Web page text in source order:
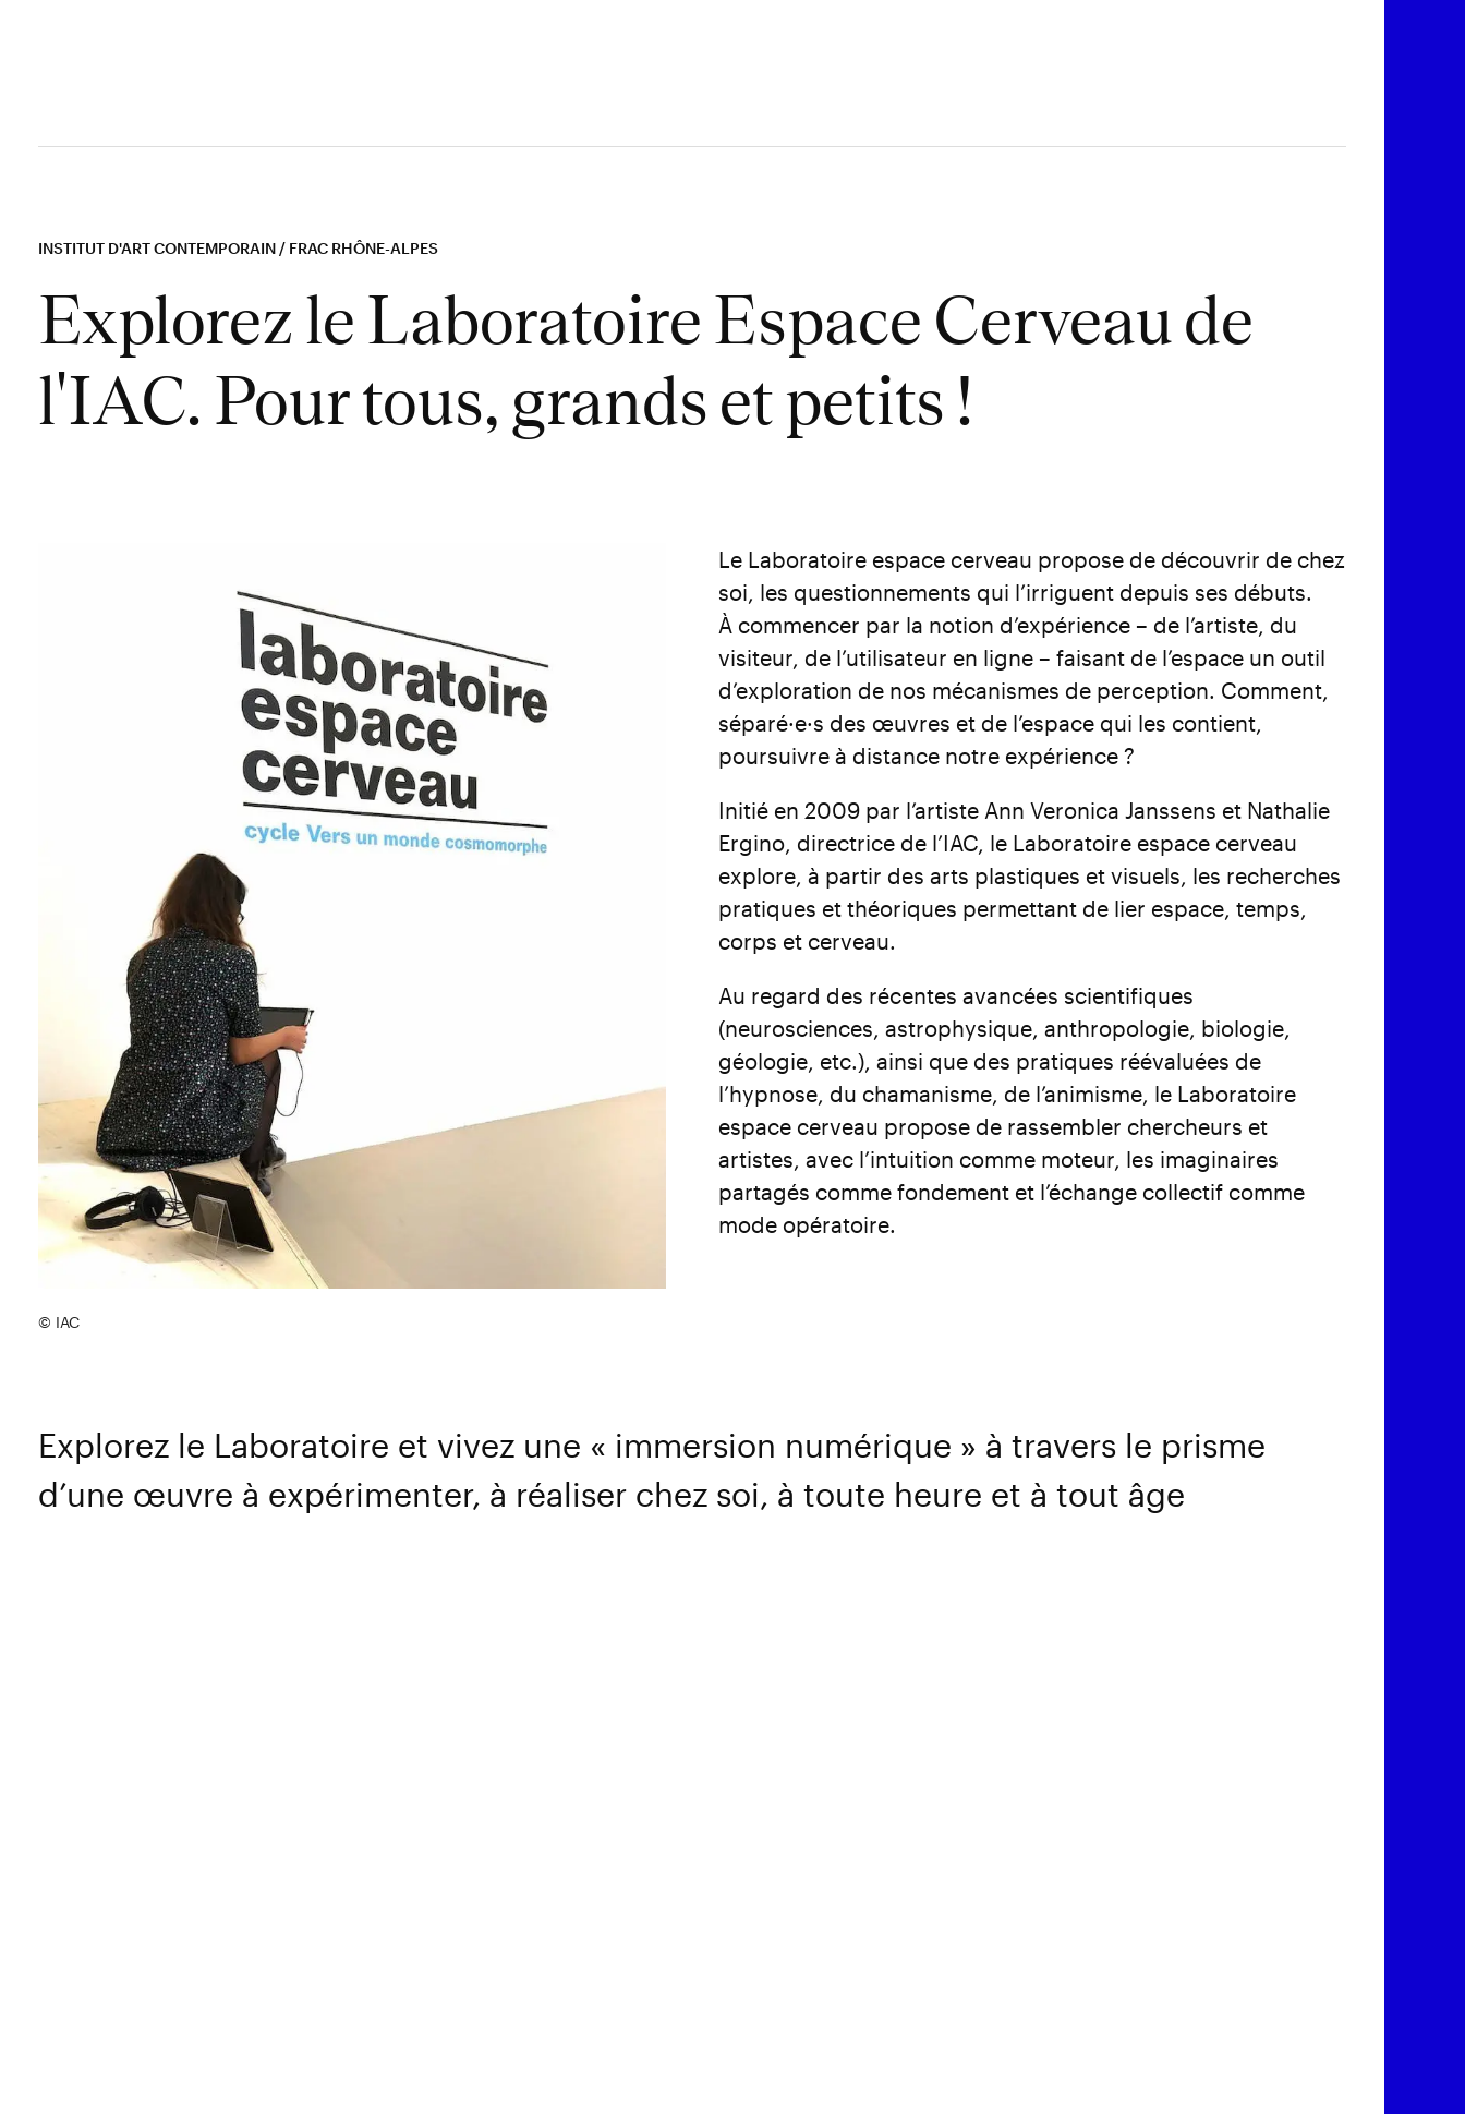
INSTITUT D'ART CONTEMPORAIN / FRAC RHÔNE-ALPES
Explorez le Laboratoire Espace Cerveau de
l'IAC. Pour tous, grands et petits !
© IAC
Le Laboratoire espace cerveau propose de découvrir de chez
soi, les questionnements qui l’irriguent depuis ses débuts.
À commencer par la notion d’expérience – de l’artiste, du
visiteur, de l’utilisateur en ligne – faisant de l’espace un outil
d’exploration de nos mécanismes de perception. Comment,
séparé·e·s des œuvres et de l’espace qui les contient,
poursuivre à distance notre expérience ?
Initié en 2009 par l’artiste Ann Veronica Janssens et Nathalie
Ergino, directrice de l’IAC, le Laboratoire espace cerveau
explore, à partir des arts plastiques et visuels, les recherches
pratiques et théoriques permettant de lier espace, temps,
corps et cerveau.
Au regard des récentes avancées scientifiques
(neurosciences, astrophysique, anthropologie, biologie,
géologie, etc.), ainsi que des pratiques réévaluées de
l’hypnose, du chamanisme, de l’animisme, le Laboratoire
espace cerveau propose de rassembler chercheurs et
artistes, avec l’intuition comme moteur, les imaginaires
partagés comme fondement et l’échange collectif comme
mode opératoire.
Explorez le Laboratoire et vivez une « immersion numérique » à travers le prisme
d’une œuvre à expérimenter, à réaliser chez soi, à toute heure et à tout âge